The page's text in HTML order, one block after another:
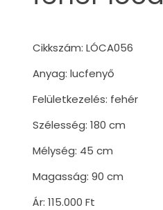
Cikkszám: LÓCA056
Anyag: lucfenyő
Felületkezelés: fehér
Szélesség: 180 cm
Mélység: 45 cm
Magasság: 90 cm
Ár: 115.000 Ft